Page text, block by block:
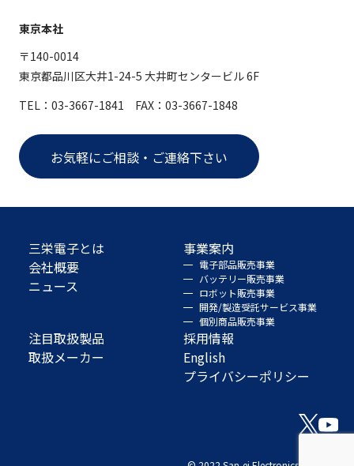
東京本社
〒140-0014
東京都品川区大井1-24-5 大井町センタービル 6F
TEL：03-3667-1841 FAX：03-3667-1848
お気軽にご相談・ご連絡下さい
三栄電子とは
会社概要
ニュース
事業案内
電子部品販売事業
バッテリー販売事業
ロボット販売事業
開発/製造受託サービス事業
個別商品販売事業
注目取扱製品
取扱メーカー
採用情報
English
プライバシーポリシー